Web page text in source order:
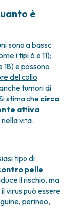
è
sono a basso
i tipi 6 e 11);
18) e possono
del collo
tumori di
stima che circa
attiva
nella vita.
tipo di
pelle
il rischio, ma
virus può essere
perineo,